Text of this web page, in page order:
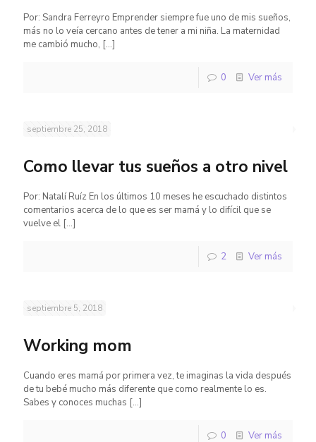
Por: Sandra Ferreyro Emprender siempre fue uno de mis sueños,
más no lo veía cercano antes de tener a mi niña. La maternidad
me cambió mucho, […]
0 Ver más
septiembre 25, 2018
Como llevar tus sueños a otro nivel
Por: Natalí Ruíz En los últimos 10 meses he escuchado distintos
comentarios acerca de lo que es ser mamá y lo difícil que se
vuelve el […]
2 Ver más
septiembre 5, 2018
Working mom
Cuando eres mamá por primera vez, te imaginas la vida después
de tu bebé mucho más diferente que como realmente lo es.
Sabes y conoces muchas […]
0 Ver más